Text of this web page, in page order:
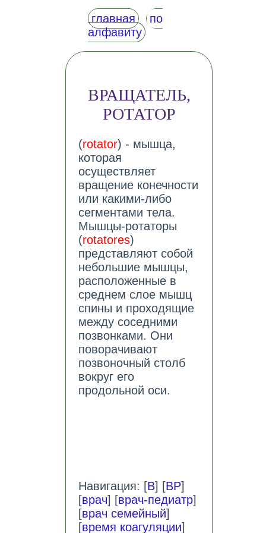
главная
по
алфавиту
ВРАЩАТЕЛЬ,
РОТАТОР
(rotator) - мышца,
которая
осуществляет
вращение конечности
или какими-либо
сегментами тела.
Мышцы-ротаторы
(rotatores)
представляют собой
небольшие мышцы,
расположенные в
среднем слое мышц
спины и проходящие
между соседними
позвонками. Они
поворачивают
позвоночный столб
вокруг его
продольной оси.
Навигация: [В] [ВР]
[врач] [врач-педиатр]
[врач семейный]
[время коагуляции]